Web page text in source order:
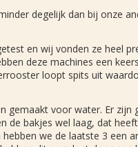
degelijk dan bij onze
en wij vonden ze heel
deze machines een
loopt spits uit
gemaakt voor water. Er
de bakjes wel laag, dat
we de laatste 3 een